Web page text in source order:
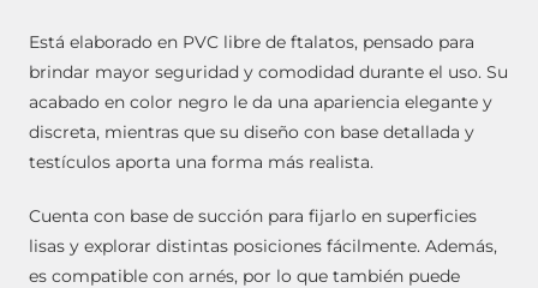
Está elaborado en PVC libre de ftalatos, pensado para
brindar mayor seguridad y comodidad durante el uso. Su
acabado en color negro le da una apariencia elegante y
discreta, mientras que su diseño con base detallada y
testículos aporta una forma más realista.
Cuenta con base de succión para fijarlo en superficies
lisas y explorar distintas posiciones fácilmente. Además,
es compatible con arnés, por lo que también puede